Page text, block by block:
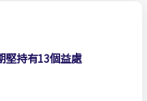
堅持有13個益處